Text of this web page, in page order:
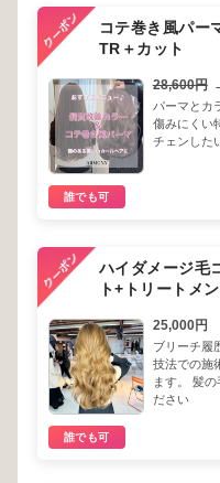
コテ巻き風パー
TR＋カット
28,600円
パーマとカ
傷みにくい
チェンした
誰でも可
ハイダメージ毛
ト+トリートメ
25,000円
ブリーチ履
技法での施
ます。 髪
ださい
誰でも可